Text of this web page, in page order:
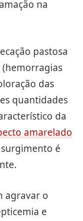
na
pastosa
(hemorragias
das
quantidades
da
amarelado
é
agravar o
e